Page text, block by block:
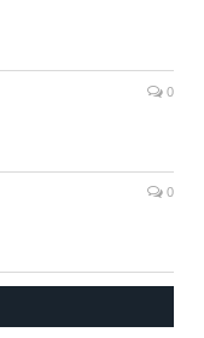
0
0